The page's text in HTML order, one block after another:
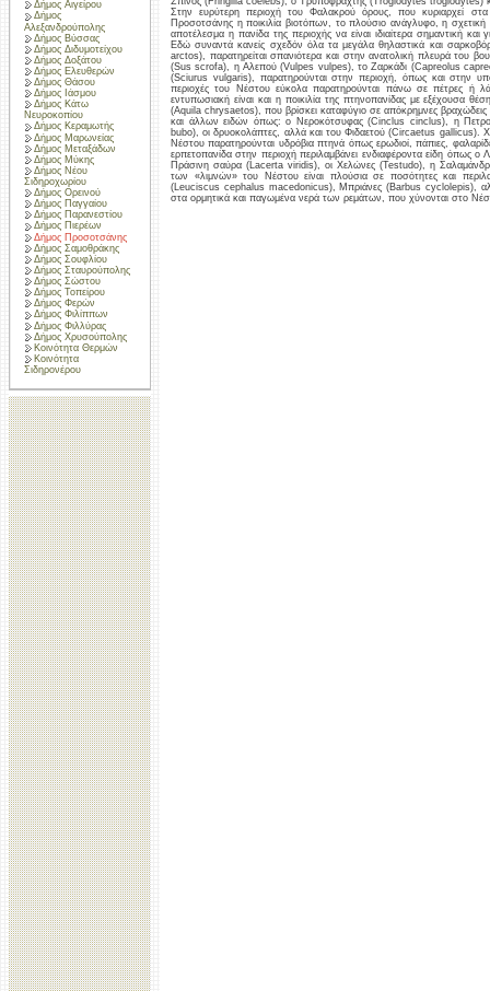
Δήμος Αιγείρου
Δήμος
Αλεξανδρούπολης
Δήμος Βύσσας
Δήμος Διδυμοτείχου
Δήμος Δοξάτου
Δήμος Ελευθερών
Δήμος Θάσου
Δήμος Ιάσμου
Δήμος Κάτω
Νευροκοπίου
Δήμος Κεραμωτής
Δήμος Μαρωνείας
Δήμος Μεταξάδων
Δήμος Μύκης
Δήμος Νέου
Σιδηροχωρίου
Δήμος Ορεινού
Δήμος Παγγαίου
Δήμος Παρανεστίου
Δήμος Πιερέων
Δήμος Προσοτσάνης
Δήμος Σαμοθράκης
Δήμος Σουφλίου
Δήμος Σταυρούπολης
Δήμος Σώστου
Δήμος Τοπείρου
Δήμος Φερών
Δήμος Φιλίππων
Δήμος Φιλλύρας
Δήμος Χρυσούπολης
Κοινότητα Θερμών
Κοινότητα
Σιδηρονέρου
Στην ευρύτερη περιοχή του Φαλακρού όρους, που κυριαρχεί
Προσοτσάνης η ποικιλία βιοτόπων, το πλούσιο ανάγλυφο, η
αποτέλεσμα η πανίδα της περιοχής να είναι ιδιαίτερα σημαντική
Εδώ συναντά κανείς σχεδόν όλα τα μεγάλα θηλαστικά και
arctos), παρατηρείται σπανιότερα και στην ανατολική πλευρά του
(Sus scrofa), η Αλεπού (Vulpes vulpes), το Ζαρκάδι (Capreolus
(Sciurus vulgaris), παρατηρούνται στην περιοχή, όπως και στην
περιοχές του Νέστου εύκολα παρατηρούνται πάνω σε πέτρες ή
εντυπωσιακή είναι και η ποικιλία της πτηνοπανίδας με εξέχουσα
(Aquila chrysaetos), που βρίσκει καταφύγιο σε απόκρημνες βραχώδεις
και άλλων ειδών όπως: ο Νεροκότσυφας (Cinclus cinclus), η
bubo), οι δρυοκολάπτες, αλλά και του Φιδαετού (Circaetus gallicus).
Νέστου παρατηρούνται υδρόβια πτηνά όπως ερωδιοί, πάπιες,
ερπετοπανίδα στην περιοχή περιλαμβάνει ενδιαφέροντα είδη όπως
Πράσινη σαύρα (Lacerta viridis), οι Χελώνες (Testudo), η
των «λιμνών» του Νέστου είναι πλούσια σε ποσότητες και
(Leuciscus cephalus macedonicus), Μπριάνες (Barbus cyclolepis),
στα ορμητικά και παγωμένα νερά των ρεμάτων, που χύνονται στο